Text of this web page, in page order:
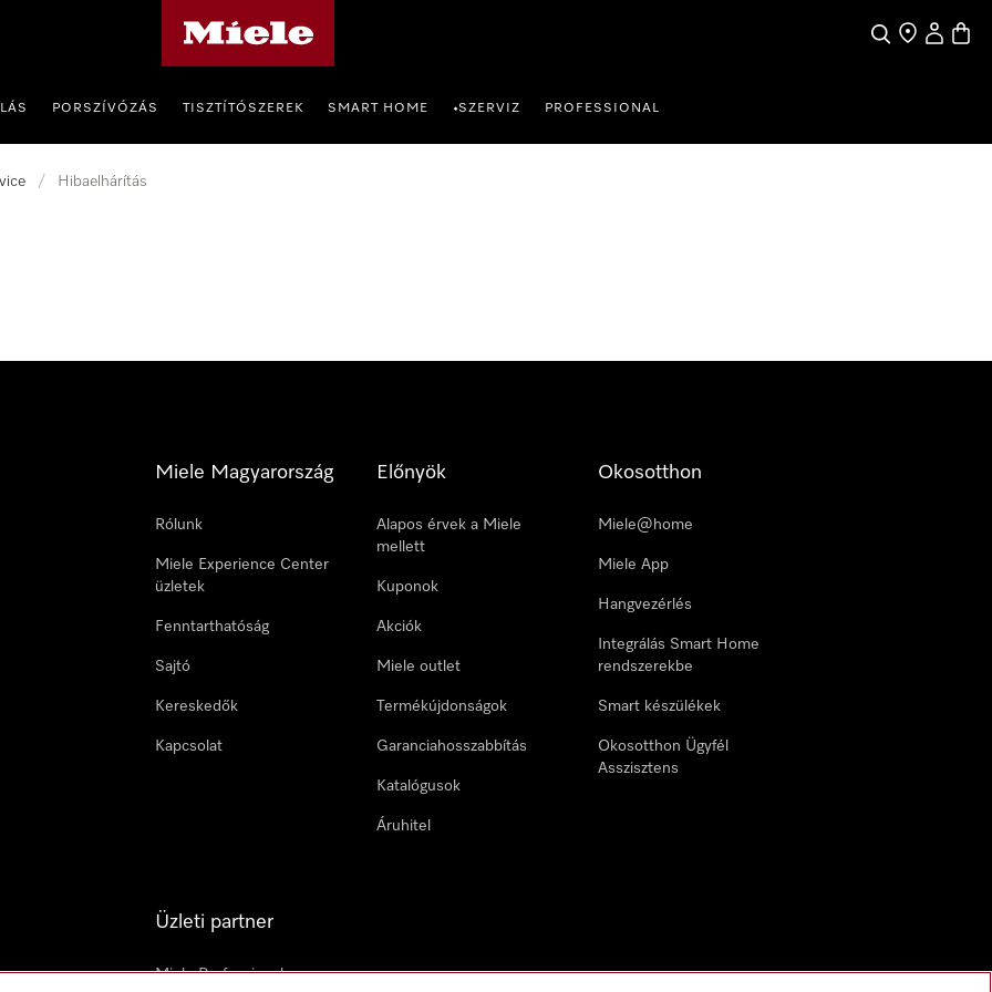
KeresesÜzletkereső
Saját profil
PORSZÍVÓZÁS TISZTÍTÓSZEREK SMART HOME •SZERVIZ PROFESSIONAL
/ Hibaelhárítás
Miele Magyarország
Rólunk
Miele Experience Center
üzletek
Fenntarthatóság
Sajtó
Kereskedők
Kapcsolat
Előnyök
Alapos érvek a Miele
mellett
Kuponok
Akciók
Miele outlet
Termékújdonságok
Garanciahosszabbítás
Katalógusok
Áruhitel
Okosotthon
Miele@home
Miele App
Hangvezérlés
Integrálás Smart Home
rendszerekbe
Smart készülékek
Okosotthon Ügyfél
Asszisztens
Üzleti partner
Miele Professional